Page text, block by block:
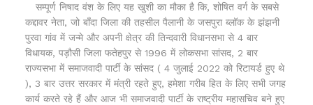
सम्पूर्ण निषाद वंश के लिए यह खुशी का मौका है कि, शोषित वर्ग के सबसे
कद्दावर नेता, जो बाँदा जिला की तहसील पैलानी के जसपुरा ब्लॉक के झंझनी
पुरवा गांव में जन्मे और अपनी क्षेत्र की तिन्दवारी विधानसभा से 4 बार
विधायक, पड़ौसी जिला फतेहपुर से 1996 में लोकसभा सांसद, 2 बार
राज्यसभा में समाजवादी पार्टी के सांसद ( 4 जुलाई 2022 को रिटायर्ड हुए थे
), 3 बार उत्तर सरकार में मंत्री रहते हुए, हमेशा गरीब हित के लिए सभी जगह
कार्य करते रहे हैं और आज भी समाजवादी पार्टी के राष्ट्रीय महासचिव बने हुए